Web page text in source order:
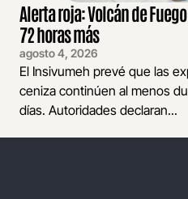
Alerta roja: Volcán de
72 horas más
agosto 4, 2026
El Insivumeh prevé que las
ceniza continúen al menos
días. Autoridades declaran...